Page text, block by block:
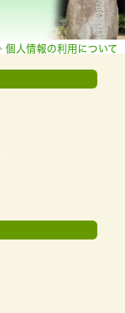
個人情報の利用について